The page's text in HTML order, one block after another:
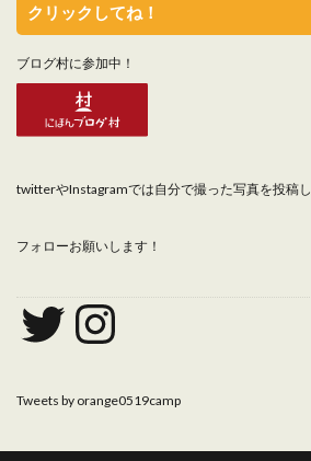
クリックしてね！
ブログ村に参加中！
twitterやInstagramでは自分で撮った写真を投稿し
フォローお願いします！
Tweets by orange0519camp